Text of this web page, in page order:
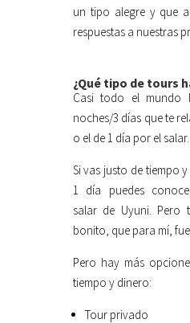
un tipo alegre y que
respuestas a nuestras
¿Qué tipo de tours
Casi todo el
noches/3 días que te
o el de 1 día por el salar.
Si vas justo de tiempo
1 día puedes
salar de Uyuni. Pero
bonito, que para mí,
Pero hay más
tiempo y dinero:
Tour privado